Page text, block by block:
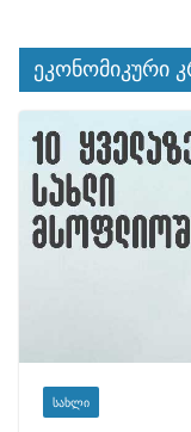
ეკონომიკური
ᲡᲐᲮᲚᲘ